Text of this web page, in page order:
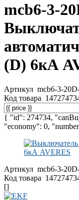
mcb6-3-
(D) 6кА
Артикул mcb6-3-
Код товара
{ "id": 274734,
"economy": 0,
Артикул mcb6-3-
Код товара
[]